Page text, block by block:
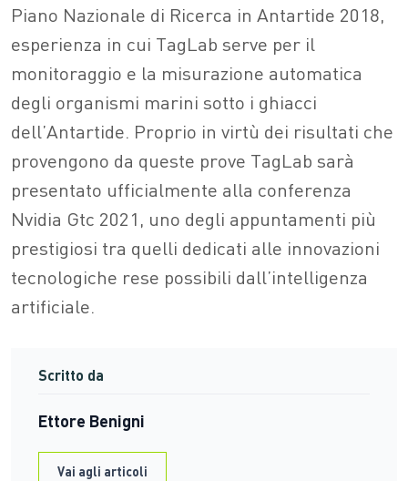
Piano Nazionale di Ricerca in Antartide 2018,
esperienza in cui TagLab serve per il
monitoraggio e la misurazione automatica
degli organismi marini sotto i ghiacci
dell’Antartide. Proprio in virtù dei risultati che
provengono da queste prove TagLab sarà
presentato ufficialmente alla conferenza
Nvidia Gtc 2021, uno degli appuntamenti più
prestigiosi tra quelli dedicati alle innovazioni
tecnologiche rese possibili dall’intelligenza
artificiale.
Scritto da
Ettore Benigni
Vai agli articoli